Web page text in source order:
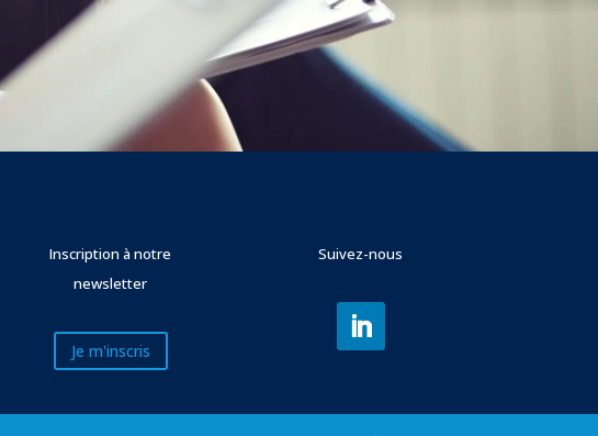
Inscription à notre
newsletter
Je m'inscris
Suivez-nous